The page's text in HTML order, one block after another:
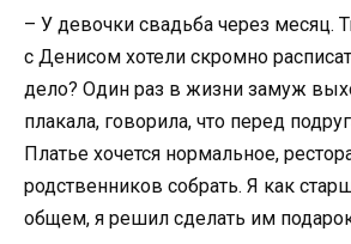
– У девочки свадьба через месяц.
с Денисом хотели скромно
дело? Один раз в жизни замуж
плакала, говорила, что перед
Платье хочется нормальное,
родственников собрать. Я как
общем, я решил сделать им